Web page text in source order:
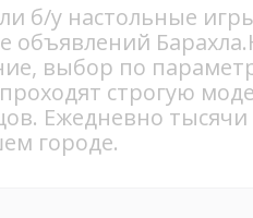
б/у настольные
объявлений
выбор по
строгую
Ежедневно
городе.